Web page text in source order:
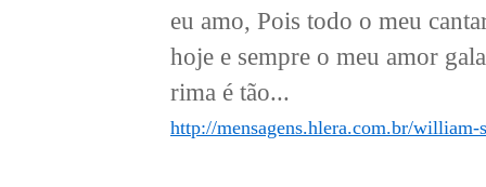
eu amo, Pois todo o meu
hoje e sempre o meu amor
rima é tão...
http://mensagens.hlera.com.br/william-